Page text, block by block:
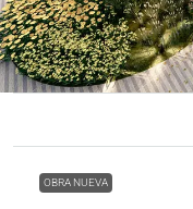
OBRA NUEVA